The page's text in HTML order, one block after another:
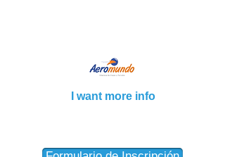
I want more info